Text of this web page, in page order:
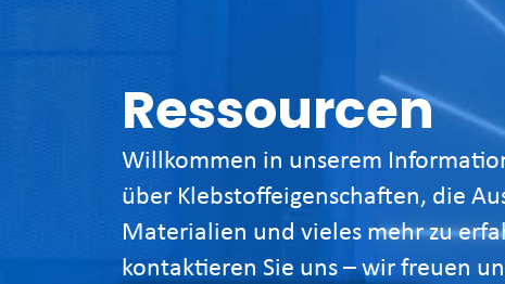
Ressourcen
Willkommen in unserem
über Klebstoffeigenschaften, die
Materialien und vieles mehr zu
kontaktieren Sie uns – wir freuen